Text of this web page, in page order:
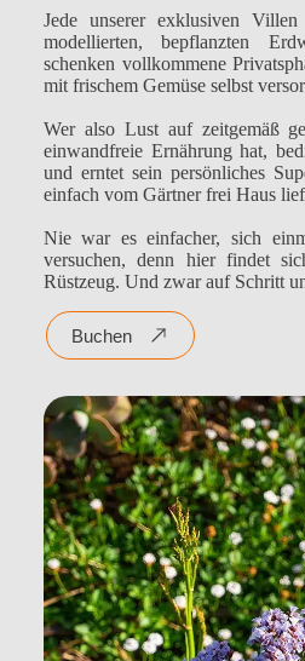
Jede unserer exklusiven
modellierten, bepflanzten
schenken vollkommene
mit frischem Gemüse selbst
Wer also Lust auf zeitgemäß
einwandfreie Ernährung hat,
und erntet sein persönliches
einfach vom Gärtner frei Haus
Nie war es einfacher, sich
versuchen, denn hier findet
Rüstzeug. Und zwar auf Schritt
Buchen